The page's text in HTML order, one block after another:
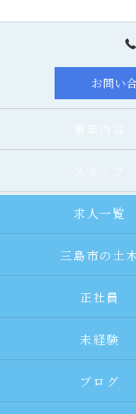
お問い
求人一覧
三島市の土
正社員
未経験
ブログ